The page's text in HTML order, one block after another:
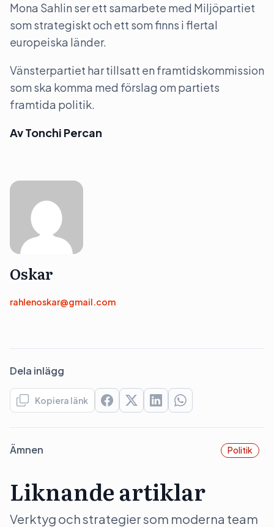
Mona Sahlin ser ett samarbete med Miljöpartiet
som strategiskt och ett som finns i flertal
europeiska länder.
Vänsterpartiet har tillsatt en framtidskommission
som ska komma med förslag om partiets
framtida politik.
Av Tonchi Percan
Oskar
rahlenoskar@gmail.com
Dela inlägg
Kopiera länk
Ämnen Politik
Liknande artiklar
Verktyg och strategier som moderna team